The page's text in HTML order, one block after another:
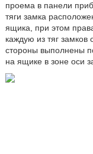
проема в панели
тяги замка
ящика, при этом
каждую из тяг
стороны выполнены
на ящике в зоне оси